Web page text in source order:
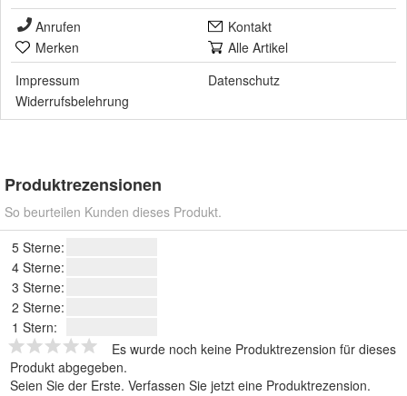
Anrufen
Kontakt
Merken
Alle Artikel
Impressum
Datenschutz
Widerrufsbelehrung
Produktrezensionen
So beurteilen Kunden dieses Produkt.
5 Sterne:
4 Sterne:
3 Sterne:
2 Sterne:
1 Stern:
Es wurde noch keine Produktrezension für dieses
Produkt abgegeben.
Seien Sie der Erste. Verfassen Sie jetzt eine Produktrezension.